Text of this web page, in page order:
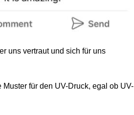
uns vertraut und sich für uns
für den UV-Druck, egal ob UV-